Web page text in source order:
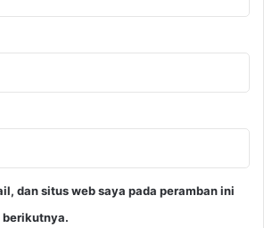
dan situs web saya pada peramban ini
berikutnya.